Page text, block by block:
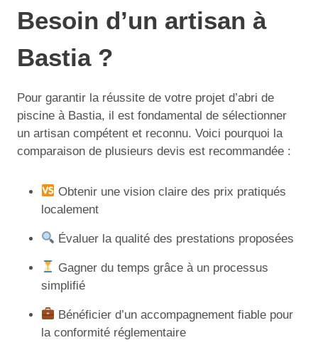
Besoin d’un artisan à
Bastia ?
Pour garantir la réussite de votre projet d’abri de
piscine à Bastia, il est fondamental de sélectionner
un artisan compétent et reconnu. Voici pourquoi la
comparaison de plusieurs devis est recommandée :
Obtenir une vision claire des prix pratiqués
localement
Évaluer la qualité des prestations proposées
Gagner du temps grâce à un processus
simplifié
Bénéficier d’un accompagnement fiable pour
la conformité réglementaire